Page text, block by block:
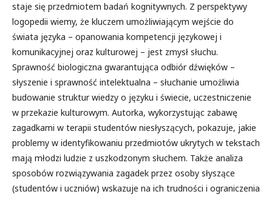
staje się przedmiotem badań kognitywnych. Z perspektywy
logopedii wiemy, że kluczem umożliwiającym wejście do
świata języka – opanowania kompetencji językowej i
komunikacyjnej oraz kulturowej – jest zmysł słuchu.
Sprawność biologiczna gwarantująca odbiór dźwięków –
słyszenie i sprawność intelektualna – słuchanie umożliwia
budowanie struktur wiedzy o języku i świecie, uczestniczenie
w przekazie kulturowym. Autorka, wykorzystując zabawę
zagadkami w terapii studentów niesłyszących, pokazuje, jakie
problemy w identyfikowaniu przedmiotów ukrytych w tekstach
mają młodzi ludzie z uszkodzonym słuchem. Także analiza
sposobów rozwiązywania zagadek przez osoby słyszące
(studentów i uczniów) wskazuje na ich trudności i ograniczenia